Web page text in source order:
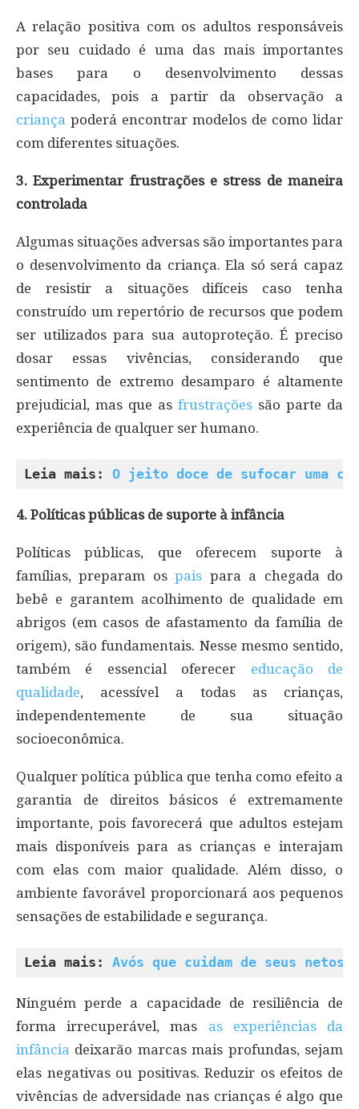
A relação positiva com os adultos responsáveis
por seu cuidado é uma das mais importantes
bases para o desenvolvimento dessas
capacidades, pois a partir da observação a
criança poderá encontrar modelos de como lidar
com diferentes situações.
3. Experimentar frustrações e stress de maneira
controlada
Algumas situações adversas são importantes para
o desenvolvimento da criança. Ela só será capaz
de resistir a situações difíceis caso tenha
construído um repertório de recursos que podem
ser utilizados para sua autoproteção. É preciso
dosar essas vivências, considerando que
sentimento de extremo desamparo é altamente
prejudicial, mas que as frustrações são parte da
experiência de qualquer ser humano.
Leia mais: O jeito doce de sufocar uma
4. Políticas públicas de suporte à infância
Políticas públicas, que oferecem suporte à
famílias, preparam ospais para a chegada do
bebê e garantem acolhimento de qualidade em
abrigos (em casos de afastamento da família de
origem), são fundamentais. Nesse mesmo sentido,
também é essencial oferecer educação de
qualidade, acessível a todas as crianças,
independentemente de sua situação
socioeconômica.
Qualquer política pública que tenha como efeito a
garantia de direitos básicos é extremamente
importante, pois favorecerá que adultos estejam
mais disponíveis para as crianças e interajam
com elas com maior qualidade. Além disso, o
ambiente favorável proporcionará aos pequenos
sensações de estabilidade e segurança.
Leia mais: Avós que cuidam de seus netos
Ninguém perde a capacidade de resiliência de
forma irrecuperável, mas as experiências da
infância deixarão marcas mais profundas, sejam
elas negativas ou positivas. Reduzir os efeitos de
vivências de adversidade nas crianças é algo que